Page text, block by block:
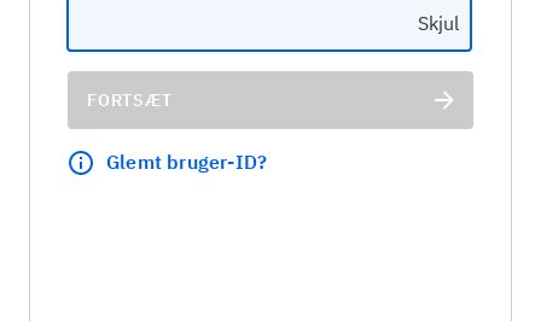
Skjul
FORTSÆT
Glemt bruger-ID?